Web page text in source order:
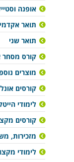
אופנה
תואר אקדמי
תואר שני
קורס מסחר
מוצרים
קורסים
לימודי
קורסים
מזכירות,
לימודי